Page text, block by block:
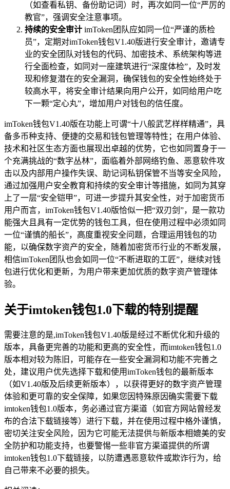
（如查看私钥、备份助记词）时，再次如同一位“严厉的
教官”，强调安全注意事项。
持续的安全审计 imToken团队应如同一位“严谨的质检
员”，定期对imToken钱包V1.40版进行安全审计，邀请专
业的安全团队对钱包的代码、加密技术、系统架构等进
行全面检查，如同对一座建筑进行“深度体检”，及时发
现和修复潜在的安全漏洞，确保钱包的安全性始终处于
较高水平，将安全审计结果向用户公开，如同给用户吃
下一颗“定心丸”，增加用户对钱包的信任度。
imToken钱包V1.40版在功能上可谓“十八般武艺样样精通”，具
备多币种支持、便捷的交易和钱包管理等特性；在用户体验、
技术和社区生态方面也展现出卓越的优势，它也如同置身于一
个充满挑战的“数字丛林”，面临着外部网络钓鱼、恶意软件攻
击以及内部用户操作失误、助记词私钥保管不当等安全风险，
通过加强用户安全教育和持续的安全审计等措施，如同为其穿
上了一层“安全铠甲”，可进一步提升其安全性，对于加密货币
用户而言，imToken钱包V1.40版恰似一把“双刃剑”，是一款功
能强大且具有一定优势的钱包工具，但在使用过程中必须如同
一位“谨慎的船长”，高度重视安全问题，合理运用钱包的功
能，以确保数字资产的安全，随着加密货币行业的不断发展，
相信imToken团队也会如同一位“不断进取的工匠”，继续对钱
包进行优化和更新，为用户带来更加优质的数字资产管理体
验。
关于imtoken钱包1.0下载的特别提醒
需要注意的是,imToken钱包V1.40版是经过不断优化和升级的
版本，具备更完善的功能和更高的安全性，而imtoken钱包1.0
版本相对较为陈旧，可能存在一些安全漏洞和功能不完善之
处，建议用户优先选择下载和使用imToken钱包的最新版本
（如V1.40版及后续更新版本），以获得更好的数字资产管理
体验和更可靠的安全保障，如果您因特殊原因确实需要下载
imtoken钱包1.0版本，务必通过官方渠道（如官方网站曾经发
布的合法下载链接等）进行下载，并在使用过程中格外谨慎，
密切关注安全风险，因为它可能无法提供与新版本相媲美的安
全防护和功能支持，也要警惕一些非官方渠道提供的所谓
imtoken钱包1.0下载链接，以防遭遇恶意软件或欺诈行为，给
自己带来不必要的损失。